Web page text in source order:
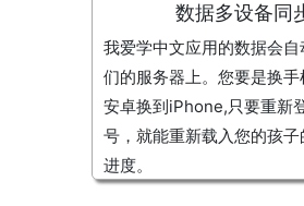
数据多设备同
我爱学中文应用的数据会
们的服务器上。您要是换手
安卓换到iPhone,只要重新
号，就能重新载入您的孩子
进度。